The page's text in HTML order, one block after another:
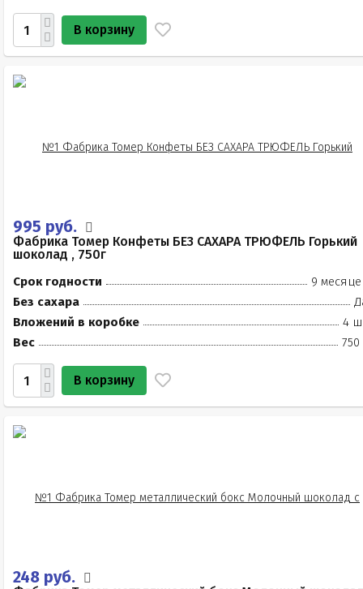
В корзину
995 руб.
Фабрика Томер Конфеты БЕЗ САХАРА ТРЮФЕЛЬ Горький
шоколад , 750г
Срок годности
9
Без сахара
Вложений в коробке
4
Вес
750
В корзину
248 руб.